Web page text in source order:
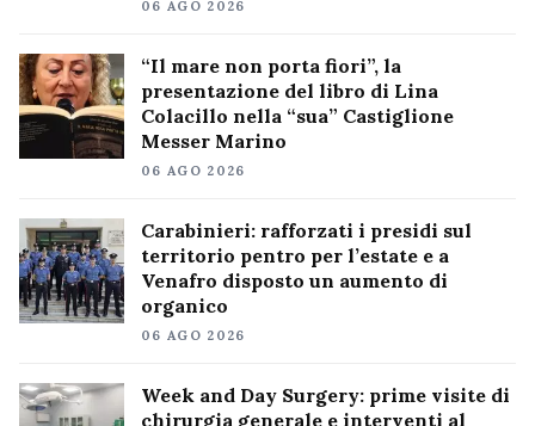
06 AGO 2026
“Il mare non porta fiori”, la
presentazione del libro di Lina
Colacillo nella “sua” Castiglione
Messer Marino
06 AGO 2026
Carabinieri: rafforzati i presidi sul
territorio pentro per l’estate e a
Venafro disposto un aumento di
organico
06 AGO 2026
Week and Day Surgery: prime visite di
chirurgia generale e interventi al